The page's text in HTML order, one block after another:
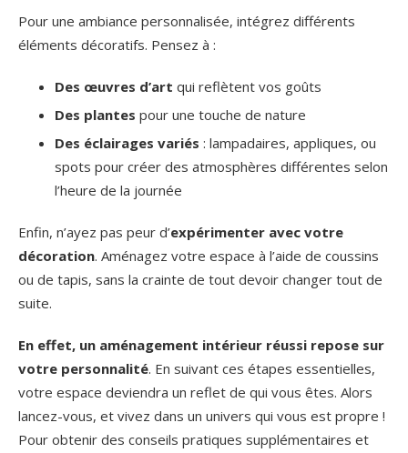
Pour une ambiance personnalisée, intégrez différents
éléments décoratifs. Pensez à :
Des œuvres d’art qui reflètent vos goûts
Des plantes pour une touche de nature
Des éclairages variés : lampadaires, appliques, ou
spots pour créer des atmosphères différentes selon
l’heure de la journée
Enfin, n’ayez pas peur d’expérimenter avec votre
décoration. Aménagez votre espace à l’aide de coussins
ou de tapis, sans la crainte de tout devoir changer tout de
suite.
En effet, un aménagement intérieur réussi repose sur
votre personnalité. En suivant ces étapes essentielles,
votre espace deviendra un reflet de qui vous êtes. Alors
lancez-vous, et vivez dans un univers qui vous est propre !
Pour obtenir des conseils pratiques supplémentaires et